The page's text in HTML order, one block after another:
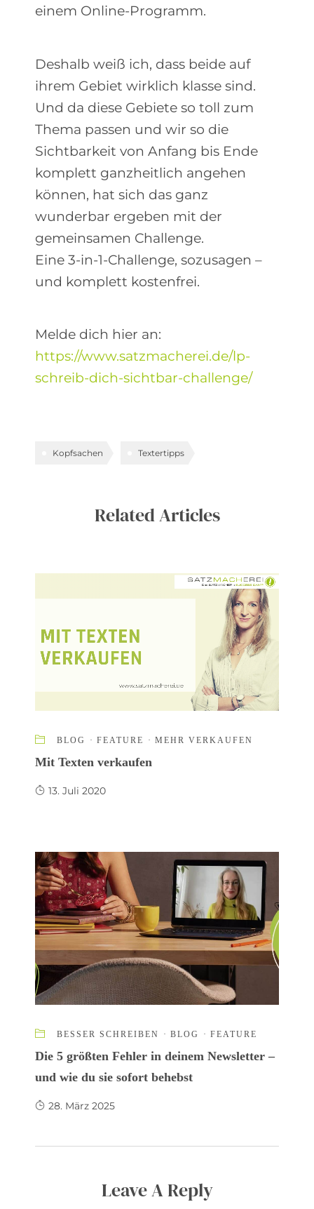
einem Online-Programm.
Deshalb weiß ich, dass beide auf
ihrem Gebiet wirklich klasse sind.
Und da diese Gebiete so toll zum
Thema passen und wir so die
Sichtbarkeit von Anfang bis Ende
komplett ganzheitlich angehen
können, hat sich das ganz
wunderbar ergeben mit der
gemeinsamen Challenge.
Eine 3-in-1-Challenge, sozusagen –
und komplett kostenfrei.
Melde dich hier an:
https://www.satzmacherei.de/lp-
schreib-dich-sichtbar-challenge/
Kopfsachen Textertipps
Related Articles
BLOG · FEATURE · MEHR VERKAUFEN
Mit Texten verkaufen
13. Juli 2020
BESSER SCHREIBEN · BLOG · FEATURE
Die 5 größten Fehler in deinem Newsletter –
und wie du sie sofort behebst
28. März 2025
Leave A Reply